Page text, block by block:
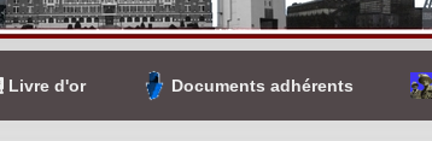
Livre d'or Documents adhérents